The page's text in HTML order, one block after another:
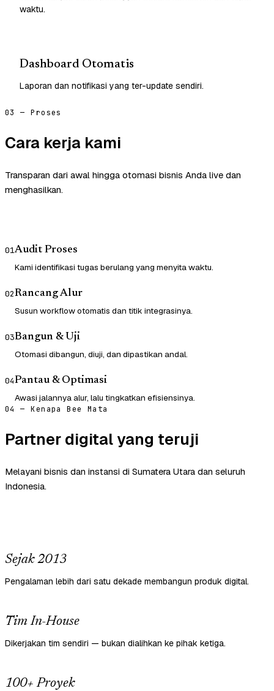
waktu.
Dashboard Otomatis
Laporan dan notifikasi yang ter-update sendiri.
03 — Proses
Cara kerja kami
Transparan dari awal hingga otomasi bisnis Anda live dan
menghasilkan.
01Audit Proses
Kami identifikasi tugas berulang yang menyita waktu.
02Rancang Alur
Susun workflow otomatis dan titik integrasinya.
03Bangun & Uji
Otomasi dibangun, diuji, dan dipastikan andal.
04Pantau & Optimasi
Awasi jalannya alur, lalu tingkatkan efisiensinya.
04 — Kenapa Bee Mata
Partner digital yang teruji
Melayani bisnis dan instansi di Sumatera Utara dan seluruh
Indonesia.
Sejak 2013
Pengalaman lebih dari satu dekade membangun produk digital.
Tim In-House
Dikerjakan tim sendiri — bukan dialihkan ke pihak ketiga.
100+ Proyek